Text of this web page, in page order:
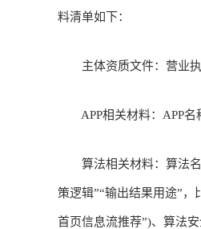
料清单如下：
主体资质文件：营业执
APP相关材料：APP名
算法相关材料：算法名
策逻辑”“输出结果用途”
首页信息流推荐”)、算法